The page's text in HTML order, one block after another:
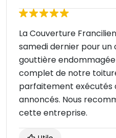
La Couverture
samedi dernier pour
gouttière
complet de notre
parfaitement exécutés
annoncés. Nous
cette entreprise.